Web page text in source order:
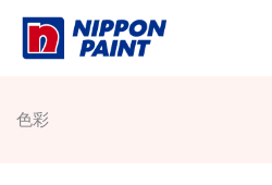
Skip
色彩